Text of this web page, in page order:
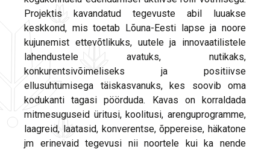
Projektis kavandatud tegevuste abil luuakse
keskkond, mis toetab Lõuna-Eesti lapse ja noore
kujunemist ettevõtlikuks, uutele ja innovaatilistele
lahendustele avatuks, nutikaks,
konkurentsivõimeliseks ja positiivse
ellusuhtumisega täiskasvanuks, kes soovib oma
kodukanti tagasi pöörduda. Kavas on korraldada
mitmesuguseid üritusi, koolitusi, arenguprogramme,
laagreid, laatasid, konverentse, õppereise, häkatone
jm erinevaid tegevusi nii noortele kui ka nende